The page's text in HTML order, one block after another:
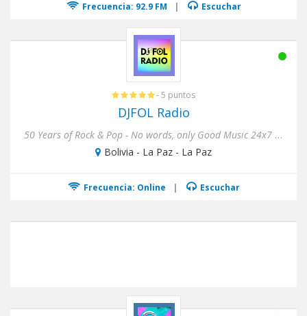
Frecuencia: 92.9 FM | Escuchar
- 5 puntos
DJFOL Radio
50 Years of Rock & Pop - No words, only Good Music 24x7 - Alternative, Easy Listening, Metal, Pop, Rock, Decades, Sou...
Bolivia - La Paz - La Paz
Frecuencia: Online | Escuchar